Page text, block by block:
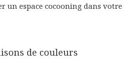
un espace cocooning dans votre
de couleurs